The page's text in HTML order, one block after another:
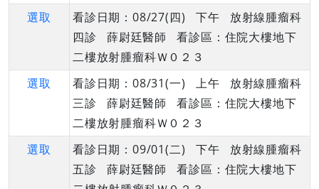
選取
看診日期：08/27(四) 下午 放射線腫瘤科
四診 薛尉廷醫師 看診區：住院大樓地下
二樓放射腫瘤科Ｗ０２３
選取
看診日期：08/31(一) 上午 放射線腫瘤科
三診 薛尉廷醫師 看診區：住院大樓地下
二樓放射腫瘤科Ｗ０２３
選取
看診日期：09/01(二) 下午 放射線腫瘤科
五診 薛尉廷醫師 看診區：住院大樓地下